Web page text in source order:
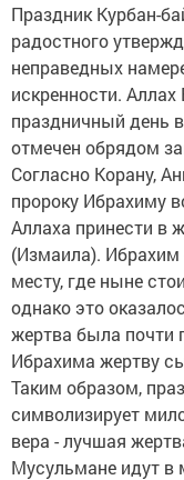
Праздник Курбан-
радостного
неправедных
искренности.
праздничный день
отмечен обрядом
Согласно Корану,
пророку Ибрахиму
Аллаха принести в
(Измаила). Ибрахим
месту, где ныне
однако это
жертва была почти
Ибрахима жертву
Таким образом,
символизирует
вера - лучшая
Мусульмане идут в